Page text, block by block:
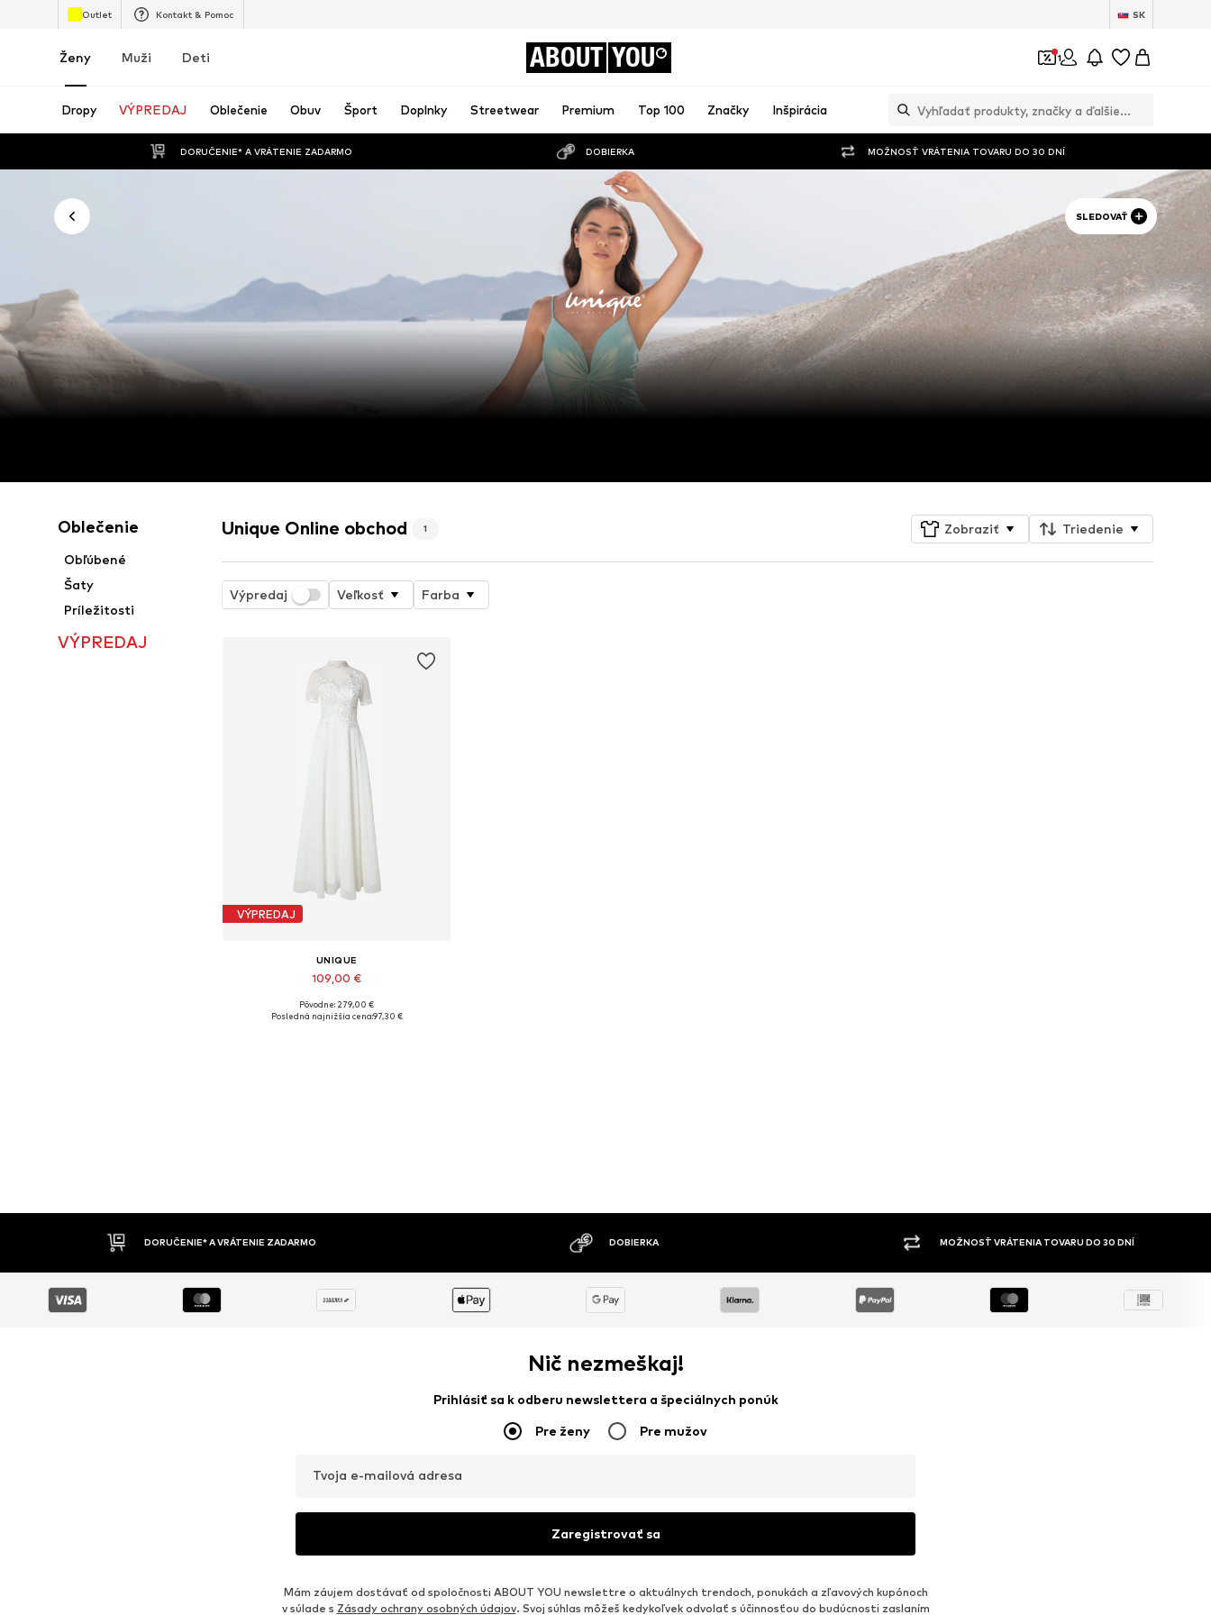
Outlet Kontakt & Pomoc SK
Ženy Muži Deti ABOUT YOU 1
Dropy VÝPREDAJ Oblečenie Obuv Šport Doplnky Streetwear Premium Top 100 Značky Inšpirácia
DORUČENIE* A VRÁTENIE ZADARMO DOBIERKA MOŽNOSŤ VRÁTENIA TOVARU DO 30 DNÍ
SLEDOVAŤ
Oblečenie
Obľúbené
Šaty
Príležitosti
VÝPREDAJ
Unique Online obchod 1 Zobraziť Triedenie
Výpredaj Veľkosť Farba
VÝPREDAJ
UNIQUE
109,00 €
Dostupné veľkosti: 36
Pôvodne: 279,00 €
Posledná najnižšia cena:97,30 €
DOBIERKA MOŽNOSŤ VRÁTENIA TOVARU DO 30 DNÍ ŠIROKÝ SORTIMENT
Nič nezmeškaj!
Prihlásiť sa k odberu newslettera a špeciálnych ponúk
Pre ženy Pre mužov
Tvoja e-mailová adresa
Zaregistrovať sa
Mám záujem dostávať od spoločnosti ABOUT YOU newslettre o aktuálnych trendoch, ponukách a zľavových kupónoch
v súlade s Zásady ochrany osobných údajov. Svoj súhlas môžeš kedykoľvek odvolať s účinnosťou do budúcnosti zaslaním